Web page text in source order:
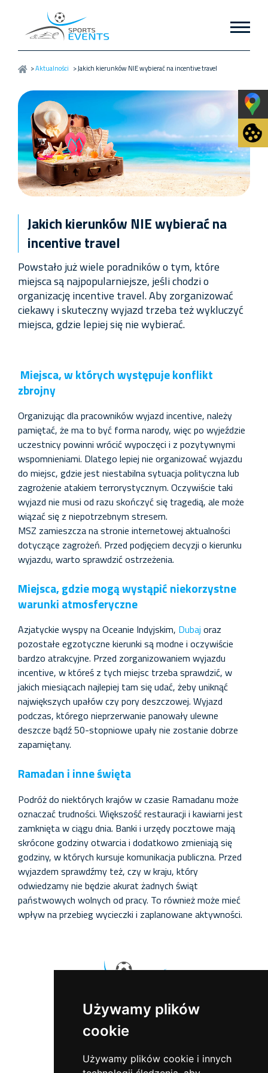
Używamy plików
cookie
Używamy plików cookie i innych
>Aktualności >Jakich kierunków NIE wybierać na incentive travel
Jakich kierunków NIE wybierać na
incentive travel
Powstało już wiele poradników o tym, które
miejsca są najpopularniejsze, jeśli chodzi o
organizację incentive travel. Aby zorganizować
ciekawy i skuteczny wyjazd trzeba też wykluczyć
miejsca, gdzie lepiej się nie wybierać.
Miejsca, w których występuje konflikt
zbrojny
Organizując dla pracowników wyjazd incentive, należy
pamiętać, że ma to być forma narody, więc po wyjeździe
uczestnicy powinni wrócić wypoczęci i z pozytywnymi
wspomnieniami. Dlatego lepiej nie organizować wyjazdu
do miejsc, gdzie jest niestabilna sytuacja polityczna lub
zagrożenie atakiem terrorystycznym. Oczywiście taki
wyjazd nie musi od razu skończyć się tragedią, ale może
wiązać się z niepotrzebnym stresem.
MSZ zamieszcza na stronie internetowej aktualności
dotyczące zagrożeń. Przed podjęciem decyzji o kierunku
wyjazdu, warto sprawdzić ostrzeżenia.
Miejsca, gdzie mogą wystąpić niekorzystne
warunki atmosferyczne
Azjatyckie wyspy na Oceanie Indyjskim, Dubaj oraz
pozostałe egzotyczne kierunki są modne i oczywiście
bardzo atrakcyjne. Przed zorganizowaniem wyjazdu
incentive, w któreś z tych miejsc trzeba sprawdzić, w
jakich miesiącach najlepiej tam się udać, żeby uniknąć
największych upałów czy pory deszczowej. Wyjazd
podczas, którego nieprzerwanie panowały ulewne
deszcze bądź 50-stopniowe upały nie zostanie dobrze
zapamiętany.
Ramadan i inne święta
Podróż do niektórych krajów w czasie Ramadanu może
oznaczać trudności. Większość restauracji i kawiarni jest
zamknięta w ciągu dnia. Banki i urzędy pocztowe mają
skrócone godziny otwarcia i dodatkowo zmieniają się
godziny, w których kursuje komunikacja publiczna. Przed
wyjazdem sprawdźmy też, czy w kraju, który
odwiedzamy nie będzie akurat żadnych świąt
państwowych wolnych od pracy. To również może mieć
wpływ na przebieg wycieczki i zaplanowane aktywności.
Sports Events
55-200 Marcinkowice
tel.:+48 71 302 81 81